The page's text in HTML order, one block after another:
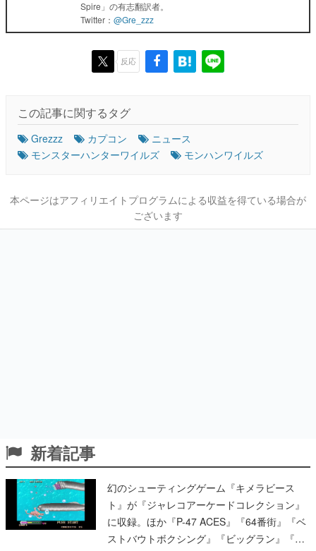
Spire」の有志翻訳者。
Twitter： @Gre_zzz
反応
この記事に関するタグ
Grezzz カプコン
ニュース
モンスターハンターワイルズ
モンハンワイルズ
本ページはアフィリエイトプログラムによる収益を得ている場合が
ございます
新着記事
幻のシューティングゲーム『キメラビース
ト』が『ジャレコアーケードコレクション』
に収録。ほか『P-47 ACES』『64番街』『ベ
ストバウトボクシング』『ビッグラン』『サ